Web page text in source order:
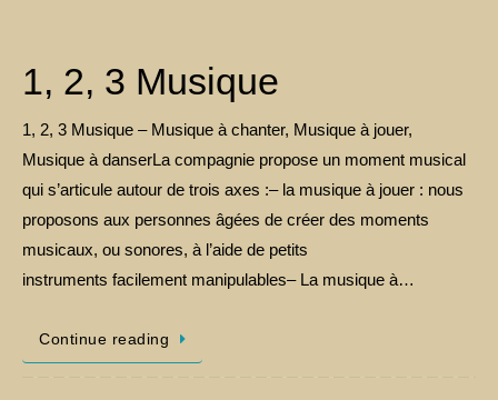
1, 2, 3 Musique
1, 2, 3 Musique – Musique à chanter, Musique à jouer,
Musique à danserLa compagnie propose un moment musical
qui s’articule autour de trois axes :– la musique à jouer : nous
proposons aux personnes âgées de créer des moments
musicaux, ou sonores, à l’aide de petits
instruments facilement manipulables– La musique à…
Continue reading